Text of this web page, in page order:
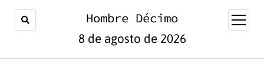
Hombre Décimo
8 de agosto de 2026
abrir
menú